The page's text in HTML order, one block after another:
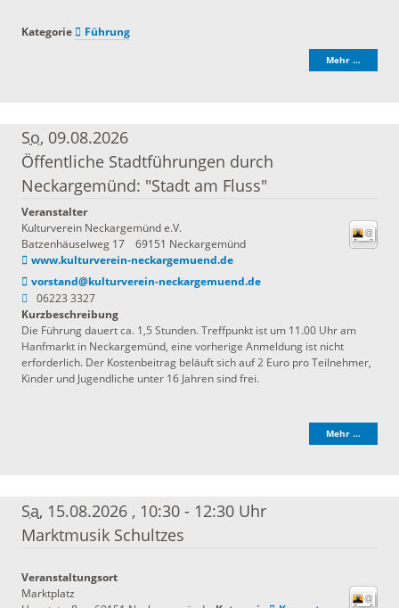
Kategorie Führung
Mehr …
So, 09.08.2026
Öffentliche Stadtführungen durch
Neckargemünd: "Stadt am Fluss"
Veranstalter
Kulturverein Neckargemünd e.V.
Batzenhäuselweg 17
69151 Neckargemünd
www.kulturverein-neckargemuend.de
vorstand@kulturverein-neckargemuend.de
06223 3327
Kurzbeschreibung
Die Führung dauert ca. 1,5 Stunden. Treffpunkt ist um 11.00 Uhr am
Hanfmarkt in Neckargemünd, eine vorherige Anmeldung ist nicht
erforderlich. Der Kostenbeitrag beläuft sich auf 2 Euro pro Teilnehmer,
Kinder und Jugendliche unter 16 Jahren sind frei.
Mehr …
Sa, 15.08.2026 , 10:30 - 12:30 Uhr
Marktmusik Schultzes
Veranstaltungsort
Marktplatz